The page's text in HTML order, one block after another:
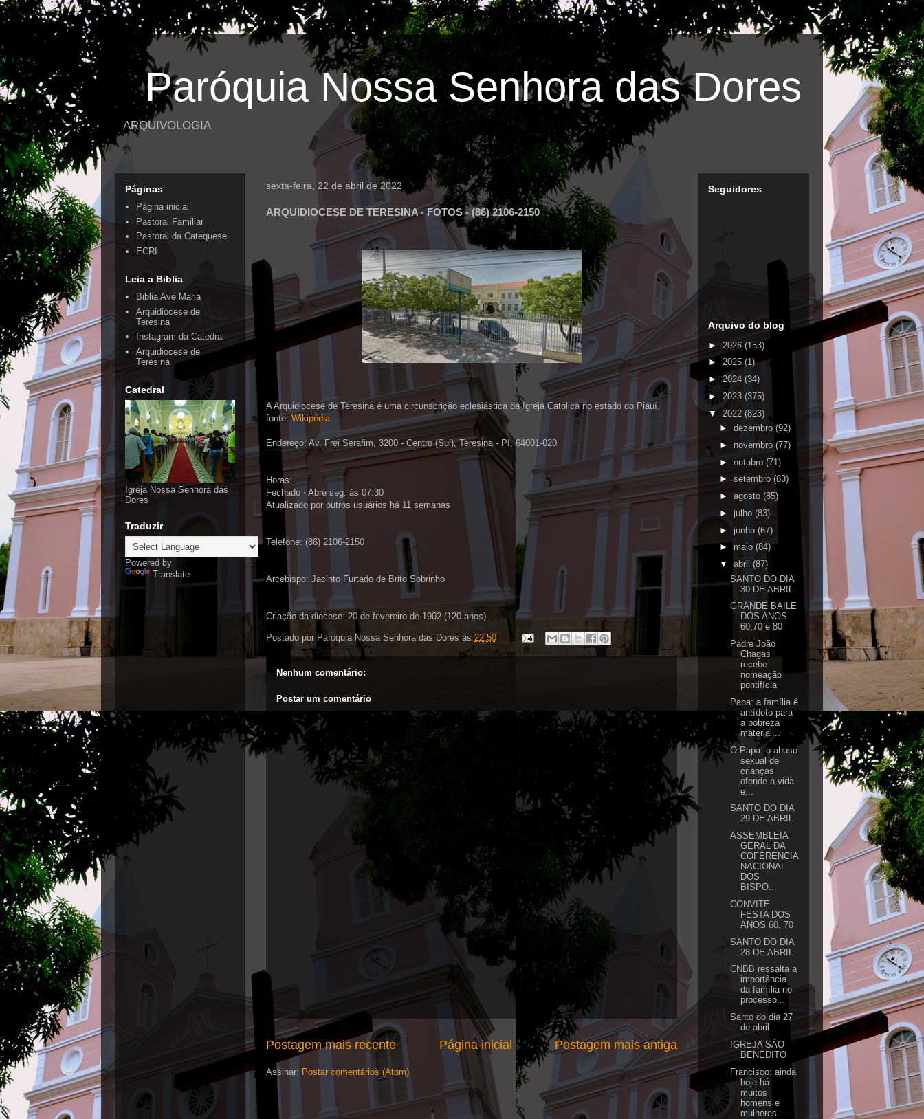
Paróquia Nossa Senhora das Dores
ARQUIVOLOGIA
sexta-feira, 22 de abril de 2022
ARQUIDIOCESE DE TERESINA - FOTOS - (86) 2106-2150
A Arquidiocese de Teresina é uma circunscrição eclesiástica da Igreja Católica no estado do Piauí.
fonte:Wikipédia
Endereço: Av. Frei Serafim, 3200 - Centro (Sul), Teresina - PI, 64001-020
Horas:
Fechado ⋅ Abre seg. às 07:30
Atualizado por outros usuários há 11 semanas
Telefone: (86) 2106-2150
Arcebispo: Jacinto Furtado de Brito Sobrinho
Criação da diocese: 20 de fevereiro de 1902 (120 anos)
Postado por Paróquia Nossa Senhora das Dores às 22:50
Nenhum comentário:
Postar um comentário
Postagem mais recente Postagem mais antiga
Página inicial
Assinar: Postar comentários (Atom)
Páginas
Página inicial
Pastoral Familiar
Pastoral da Catequese
ECRI
Leia a Biblia
Biblia Ave Maria
Arquidiocese de
Teresina
Instagram da Catedral
Arquidiocese de
Teresina
Catedral
Igreja Nossa Senhora das
Dores
Traduzir
Powered by
Translate
Seguidores
Arquivo do blog
►2026(153)
► 2025 (1)
► 2024 (34)
►2023 (375)
▼ 2022 (823)
► dezembro (92)
► novembro (77)
► outubro (71)
► setembro (83)
► agosto (85)
► julho (83)
► junho (67)
►maio (84)
▼ abril (87)
SANTO DO DIA
30 DE ABRIL
GRANDE BAILE
DOS ANOS
60,70 e 80
Padre João
Chagas
recebe
nomeação
pontifícia
Papa: a família é
antídoto para
a pobreza
material...
O Papa: o abuso
sexual de
crianças
ofende a vida
e...
SANTO DO DIA
29 DE ABRIL
ASSEMBLEIA
GERAL DA
COFERENCIA
NACIONAL
DOS
BISPO...
CONVITE
FESTA DOS
ANOS 60, 70
SANTO DO DIA
28 DE ABRIL
CNBB ressalta a
importância
da família no
processo...
Santo do dia 27
de abril
IGREJA SÃO
BENEDITO
Francisco: ainda
hoje há
muitos
homens e
mulheres ...